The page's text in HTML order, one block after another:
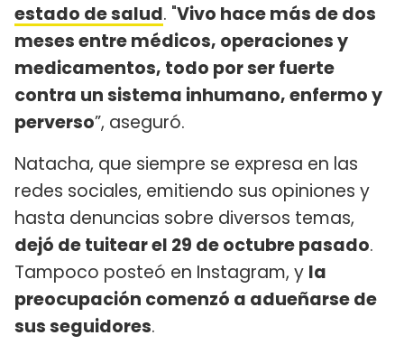
estado de salud. "Vivo hace más de dos
meses entre médicos, operaciones y
medicamentos, todo por ser fuerte
contra un sistema inhumano, enfermo y
perverso”, aseguró.
Natacha, que siempre se expresa en las
redes sociales, emitiendo sus opiniones y
hasta denuncias sobre diversos temas,
dejó de tuitear el 29 de octubre pasado.
Tampoco posteó en Instagram, y la
preocupación comenzó a adueñarse de
sus seguidores.